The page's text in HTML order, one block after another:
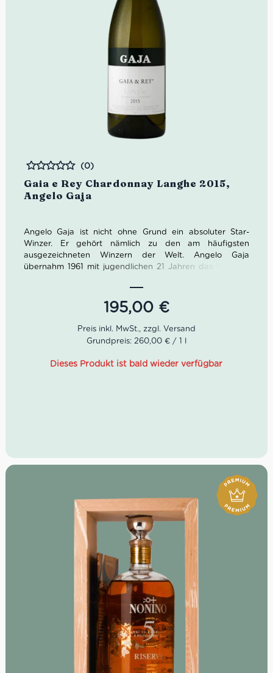
Gaia e Rey Chardonnay Langhe 2015,
Angelo Gaja
Bewertet
(0)
Angelo Gaja ist nicht ohne Grund ein absoluter Star-
Winzer. Er gehört nämlich zu den am häufigsten
ausgezeichneten Winzern der Welt. Angelo Gaja
übernahm 1961 mit jugendlichen 21 Jahren das Weingut
heute bereits in vierter Generation. Das Tagesgeschäft
leiten mittlerweile seine Töchter Gaia und Rossana.
Nachdem Angelo Gaja den Rossj Bass seiner Tochter
Rossana widmete, kommt nun der Gaia e Rey
Chardonnay 2015. Tochter Gaia sowie Großmutter Rey
wurden nun in sehr edler Form verewigt. Im Glas liegt
der Chardonnay elegant gelbgolden. Das Bouquet ist
195,00 €
Grundpreis: 260,00 € / 1 l
Dieses Produkt ist bald wieder verfügbar